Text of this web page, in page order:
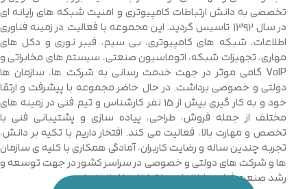
تخصصی به دانش ارتباطات کامپیوتری و امنیت شبکه های رایانه ای
در سال 1392 تاسیس گردید. این مجموعه با فعالیت در زمینه فناوری
اطلاعات، شبکه های کامپیوتری، بی سیم، فیبر نوری و دکل های
مهاری، تجهیزات شبکه، اتوماسیون صنعتی، سیستم های مخابراتی و
VoIP گامی موثر در جهت خدمت رسانی به شرکت ها، سازمان ها
دولتی و خصوصی برداشت. در حال حاضر مجموعه با پیشرفت و ارتقا
خود و به کار گیری بیش از 15 نفر کارشناس و تیم فنی در زمینه های
مختلف از جمله فروش، طراحی، پیاده سازی و پشتیبانی فنی با
تخصص و مهارت بالا، فعالیت می کند. افتخار داریم با تکیه بر دانش،
تجربه چندین ساله و رضایت کاربران، آمادگی همکاری با کلیه ی سازمان
ها و شرکت های دولتی و خصوصی در سراسر کشور در جهت توسعه و
رشد صنعت فناوری اطلاعات و ارتباطات را اعلام نماییم.